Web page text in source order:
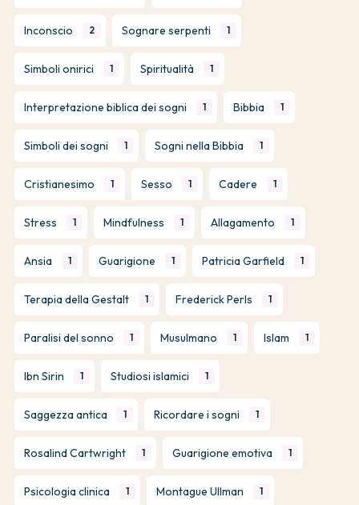
Inconscio 2 Sognare serpenti 1
Simboli onirici 1 Spiritualità 1
Interpretazione biblica dei sogni 1 Bibbia 1
Simboli dei sogni 1 Sogni nella Bibbia 1
Cristianesimo 1 Sesso 1 Cadere 1
Stress 1 Mindfulness 1 Allagamento 1
Ansia 1 Guarigione 1 Patricia Garfield 1
Terapia della Gestalt 1 Frederick Perls 1
Paralisi del sonno 1 Musulmano 1 Islam 1
Ibn Sirin 1 Studiosi islamici 1
Saggezza antica 1 Ricordare i sogni 1
Rosalind Cartwright 1 Guarigione emotiva 1
Psicologia clinica 1 Montague Ullman 1